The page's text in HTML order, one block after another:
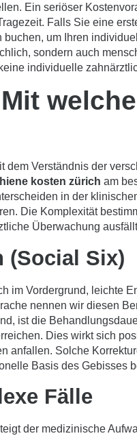
Ein seriöser
Falls Sie eine
buchen, um Ihren
sondern auch
individuelle
dem Verständnis der
kosten zürich am
in der
Die Komplexität
Überwachung
(Social Six)
im Vordergrund, leichte
nennen wir diesen
ist die
Dies wirkt sich
anfallen. Solche
Basis des Gebisses
Fälle
der medizinische